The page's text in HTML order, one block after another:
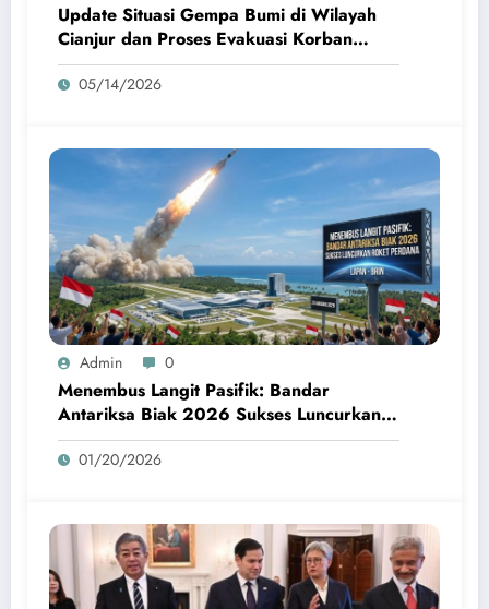
Update Situasi Gempa Bumi di Wilayah
Cianjur dan Proses Evakuasi Korban
Terdampak
05/14/2026
Admin 0
Menembus Langit Pasifik: Bandar
Antariksa Biak 2026 Sukses Luncurkan
Roket Perdana
01/20/2026